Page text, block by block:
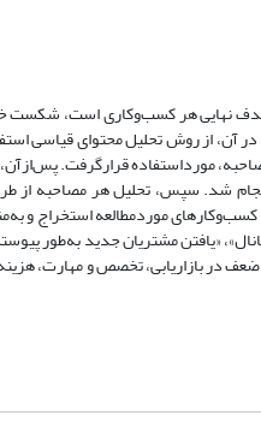
نهایی هر کسب‌وکاری است، شکست
آن، از روش تحلیل محتوای قیاسی
آن به‌منظور فراهم نمودن سؤالات مصاحبه، مورداستفاده
شد. سپس، تحلیل هر مصاحبه از
موردمطالعه استخراج و
«یافتن مشتریان جدید به‌طور
در بازاریابی، تخصص و مهارت،